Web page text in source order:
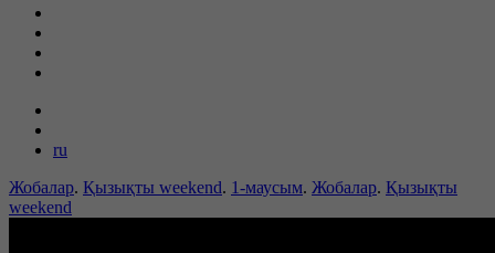
ru
Жобалар. Қызықты weekend. 1-маусым. Жобалар. Қызықты
weekend